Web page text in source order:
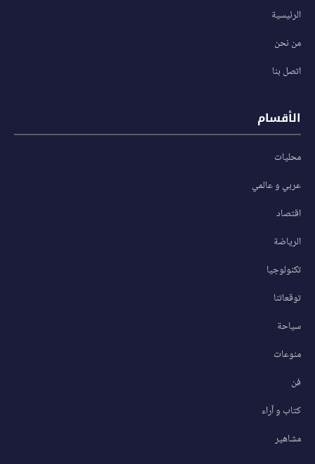
الرئيسية
من نحن
اتصل بنا
الأقسام
محليات
عربي و عالمي
اقتصاد
الرياضة
تكنولوجيا
توقعاتنا
سياحة
منوعات
فن
كتاب و آراء
مشاهير